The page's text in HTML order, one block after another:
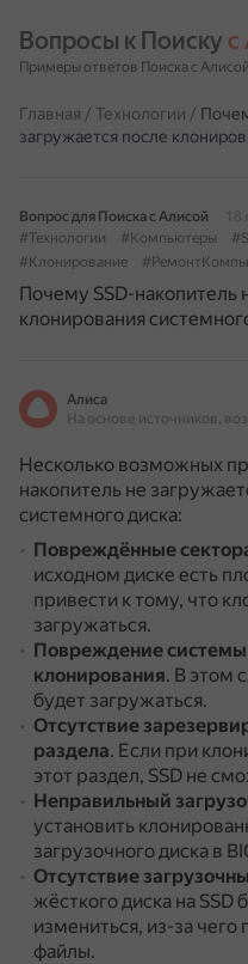
Вопросы к Поиску с
Примеры ответов Поиска с Алисой
Главная / Технологии /
загружается после
Вопрос для Поиска с Алисой
#Технологии
#Компьютеры
#Клонирование
Почему SSD-накопитель
клонирования
Алиса
Несколько возможных
накопитель не
системного диска:
Повреждённые
исходном диске есть
привести к тому, что
загружаться.
Повреждение системы
клонирования. В этом
будет загружаться.
Отсутствие
раздела. Если при
этот раздел, SSD не
Неправильный
установить
загрузочного диска в
Отсутствие
жёсткого диска на SSD
измениться, из-за
файлы.